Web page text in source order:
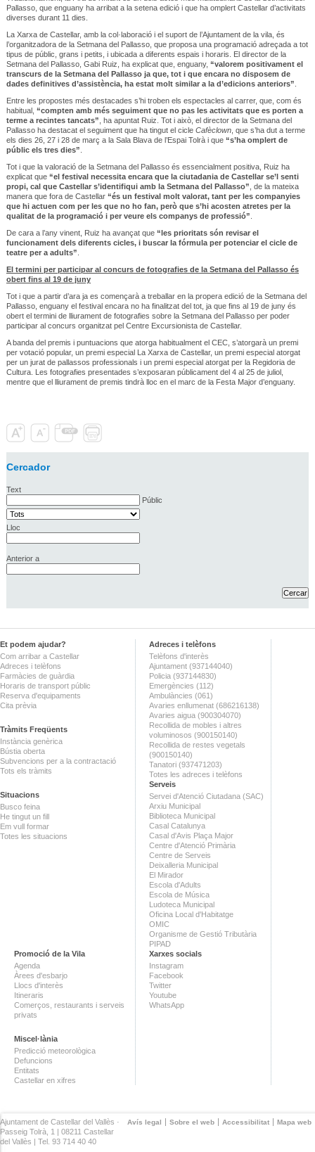
Pallasso, que enguany ha arribat a la setena edició i que ha omplert Castellar d’activitats
diverses durant 11 dies.
La Xarxa de Castellar, amb la col·laboració i el suport de l’Ajuntament de la vila, és
l’organitzadora de la Setmana del Pallasso, que proposa una programació adreçada a tot
tipus de públic, grans i petits, i ubicada a diferents espais i horaris. El director de la
Setmana del Pallasso, Gabi Ruiz, ha explicat que, enguany, “valorem positivament el
transcurs de la Setmana del Pallasso ja que, tot i que encara no disposem de
dades definitives d’assistència, ha estat molt similar a la d’edicions anteriors”
Entre les propostes més destacades s’hi troben els espectacles al carrer, que, com és
habitual, “compten amb més seguiment que no pas les activitats que es porten a
terme a recintes tancats” , ha apuntat Ruiz. Tot i això, el director de la Setmana del
Pallasso ha destacat el seguiment que ha tingut el cicle Cafèclown, que s’ha dut a terme
els dies 26, 27 i 28 de març a la Sala Blava de l’Espai Tolrà i que “s’ha omplert de
públic els tres dies”
Tot i que la valoració de la Setmana del Pallasso és essencialment positiva, Ruiz ha
explicat que “el festival necessita encara que la ciutadania de Castellar se’l senti
propi, cal que Castellar s’identifiqui amb la Setmana del Pallasso” , de la mateixa
manera que fora de Castellar “és un festival molt valorat, tant per les companyies
que hi actuen com per les que no ho fan, però que s’hi acosten atretes per la
qualitat de la programació i per veure els companys de professió”
De cara a l’any vinent, Ruiz ha avançat que “les prioritats són revisar el
funcionament dels diferents cicles, i buscar la fórmula per potenciar el cicle de
teatre per a adults”
El termini per participar al concurs de fotografies de la Setmana del Pallasso és
obert fins al 19 de juny
Tot i que a partir d’ara ja es començarà a treballar en la propera edició de la Setmana del
Pallasso, enguany el festival encara no ha finalitzat del tot, ja que fins al 19 de juny és
obert el termini de lliurament de fotografies sobre la Setmana del Pallasso per poder
participar al concurs organitzat pel Centre Excursionista de Castellar.
A banda del premis i puntuacions que atorga habitualment el CEC, s’atorgarà un premi
per votació popular, un premi especial La Xarxa de Castellar, un premi especial atorgat
per un jurat de pallassos professionals i un premi especial atorgat per la Regidoria de
Cultura. Les fotografies presentades s’exposaran públicament del 4 al 25 de juliol,
mentre que el lliurament de premis tindrà lloc en el marc de la Festa Major d’enguany.
Cercador
Text
Públic
Lloc
Anterior a
Et podem ajudar?
Com arribar a Castellar
Adreces i telèfons
Farmàcies de guàrdia
Horaris de transport públic
Reserva d'equipaments
Cita prèvia
Tràmits Freqüents
Instància genèrica
Bústia oberta
Subvencions per a la contractació
Tots els tràmits
Situacions
Busco feina
He tingut un fill
Em vull formar
Totes les situacions
Adreces i telèfons
Telèfons d'interès
Ajuntament (937144040)
Policia (937144830)
Emergències (112)
Ambulàncies (061)
Avaries enllumenat (686216138)
Avaries aigua (900304070)
Recollida de mobles i altres
voluminosos (900150140)
Recollida de restes vegetals
(900150140)
Tanatori (937471203)
Totes les adreces i telèfons
Serveis
Servei d'Atenció Ciutadana (SAC)
Arxiu Municipal
Biblioteca Municipal
Casal Catalunya
Casal d'Avis Plaça Major
Centre d'Atenció Primària
Centre de Serveis
Deixalleria Municipal
El Mirador
Escola d'Adults
Escola de Música
Ludoteca Municipal
Oficina Local d'Habitatge
OMIC
Organisme de Gestió Tributària
PIPAD
Promoció de la Vila
Agenda
Àrees d'esbarjo
Llocs d'interès
Itineraris
Comerços, restaurants i serveis
privats
Miscel·lània
Predicció meteorològica
Defuncions
Entitats
Castellar en xifres
Xarxes socials
Instagram
Facebook
Twitter
Youtube
WhatsApp
Avís legal Sobre el web Accessibilitat Mapa web
Ajuntament de Castellar del Vallès ·
Passeig Tolrà, 1 | 08211 Castellar
del Vallès | Tel. 93 714 40 40